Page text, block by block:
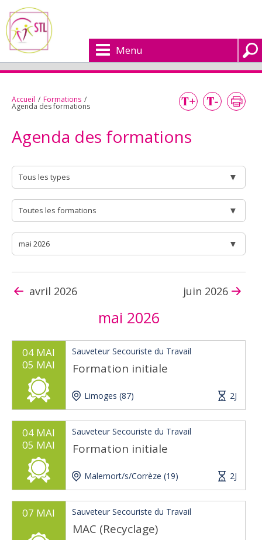
Menu
Accueil / Formations /
Agenda des formations
Agenda des formations
avril 2026
mai 2026
juin 2026
04 MAI
05 MAI
Sauveteur Secouriste du Travail
Formation initiale
Limoges (87) 2J
04 MAI
05 MAI
Sauveteur Secouriste du Travail
Formation initiale
Malemort/s/Corrèze (19) 2J
07 MAI Sauveteur Secouriste du Travail
MAC (Recyclage)